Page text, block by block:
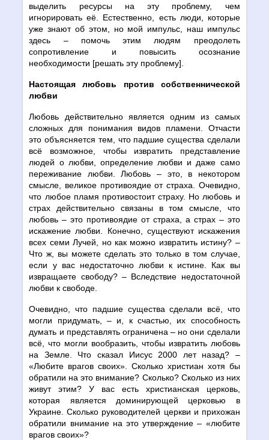
выделить ресурсы на эту проблему, чем
игнорировать её. Естественно, есть люди, которые
уже знают об этом, но мой импульс, наш импульс
здесь – помочь этим людям преодолеть
сопротивление и повысить осознание
необходимости [решать эту проблему].
Настоящая любовь против собственнической
любви
Любовь действительно является одним из самых
сложных для понимания видов пламени. Отчасти
это объясняется тем, что падшие существа сделали
всё возможное, чтобы извратить представление
людей о любви, определение любви и даже само
переживание любви. Любовь – это, в некотором
смысле, великое противоядие от страха. Очевидно,
что любое пламя противостоит страху. Но любовь и
страх действительно связаны в том смысле, что
любовь – это противоядие от страха, а страх – это
искажение любви. Конечно, существуют искажения
всех семи Лучей, но как можно извратить истину? –
Что ж, вы можете сделать это только в том случае,
если у вас недостаточно любви к истине. Как вы
извращаете свободу? – Вследствие недостаточной
любви к свободе.
Очевидно, что падшие существа сделали всё, что
могли придумать, – и, к счастью, их способность
думать и представлять ограничена – но они сделали
всё, что могли вообразить, чтобы извратить любовь
на Земле. Что сказал Иисус 2000 лет назад? –
«Любите врагов своих». Сколько христиан хотя бы
обратили на это внимание? Сколько? Сколько из них
живут этим? У вас есть христианская церковь,
которая является доминирующей церковью в
Украине. Сколько руководителей церкви и прихожан
обратили внимание на это утверждение – «любите
врагов своих»?